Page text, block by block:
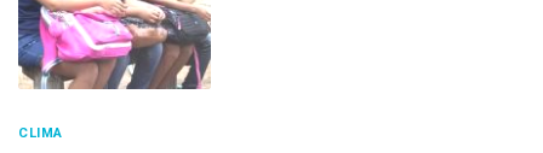
CLIMA